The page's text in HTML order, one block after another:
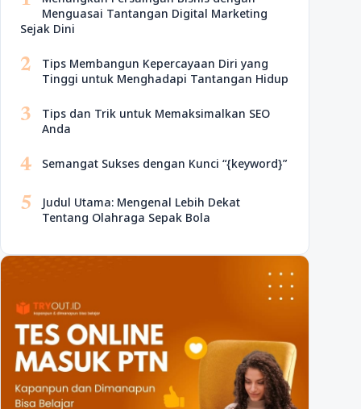
Menguasai Tantangan Digital Marketing
Sejak Dini
2
Tips Membangun Kepercayaan Diri yang
Tinggi untuk Menghadapi Tantangan Hidup
3
Tips dan Trik untuk Memaksimalkan SEO
Anda
4 Semangat Sukses dengan Kunci “{keyword}”
5
Judul Utama: Mengenal Lebih Dekat
Tentang Olahraga Sepak Bola